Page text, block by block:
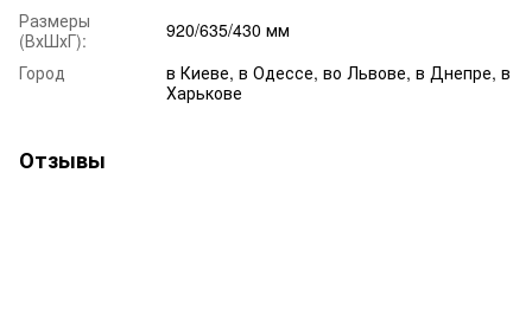
Размеры
(ВхШхГ):
920/635/430 мм
Город
в Киеве, в Одессе, во Львове, в Днепре, в
Харькове
Отзывы